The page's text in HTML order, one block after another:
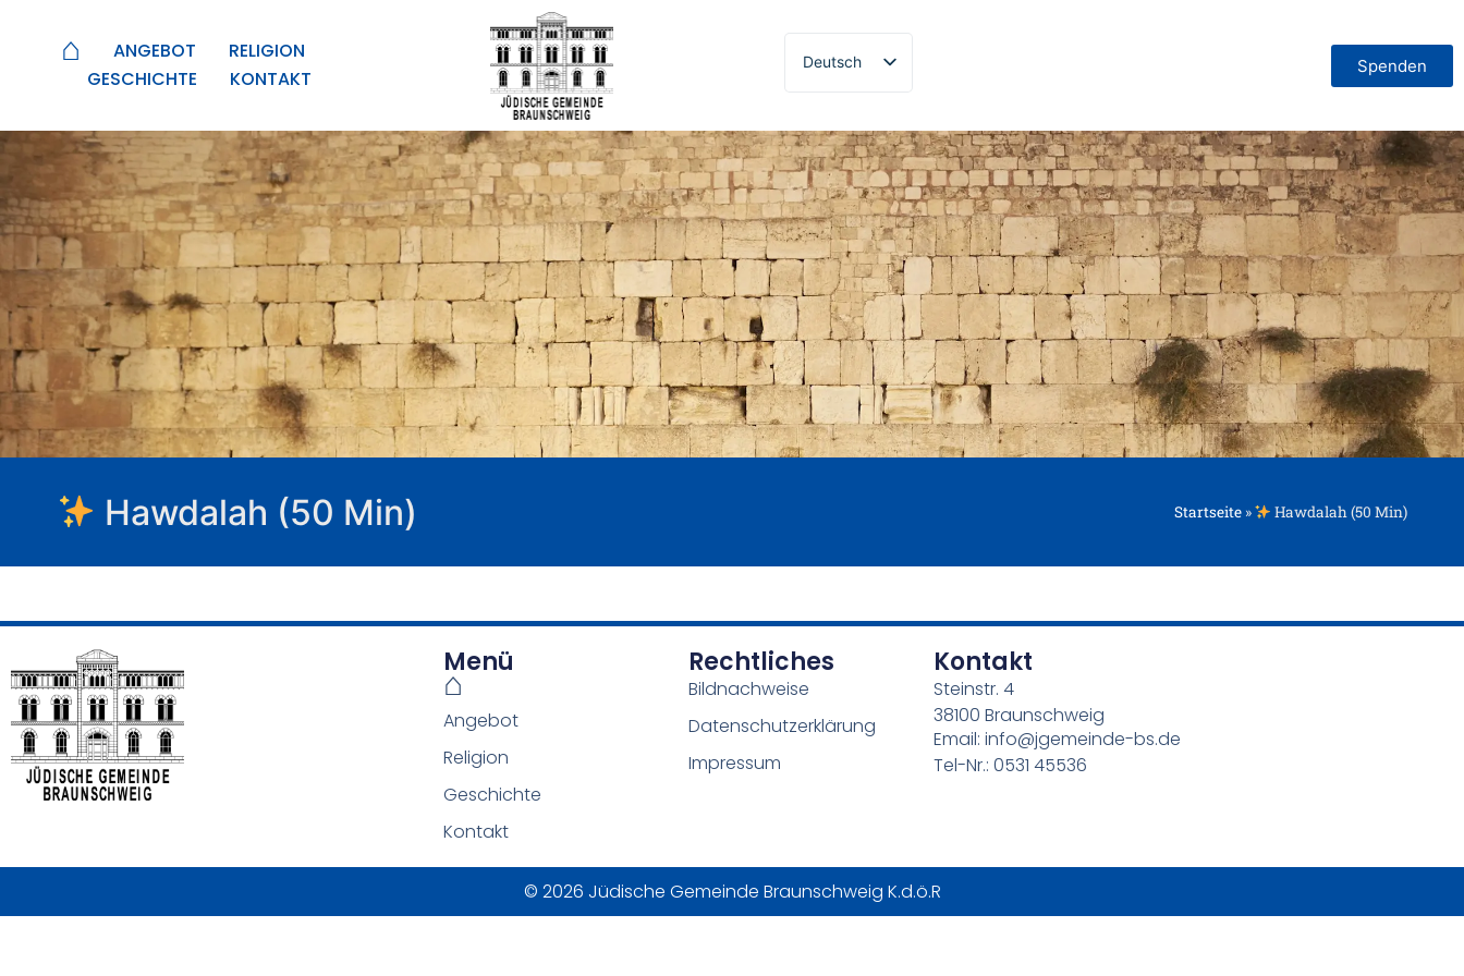
⌂ ANGEBOT
RELIGION
GESCHICHTE
KONTAKT
Deutsch
Русский
Spenden
Hawdalah (50 Min) Startseite» Hawdalah (50 Min)
Menü
⌂
Angebot
Religion
Geschichte
Kontakt
Rechtliches
Bildnachweise
Datenschutzerklärung
Impressum
Kontakt
Steinstr. 4
38100 Braunschweig
Email: info@jgemeinde-bs.de
Tel-Nr.: 0531 45536
© 2026 Jüdische Gemeinde Braunschweig K.d.ö.R